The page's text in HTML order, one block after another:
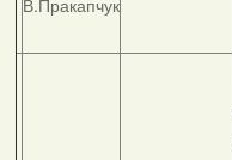
В.Пракапчук